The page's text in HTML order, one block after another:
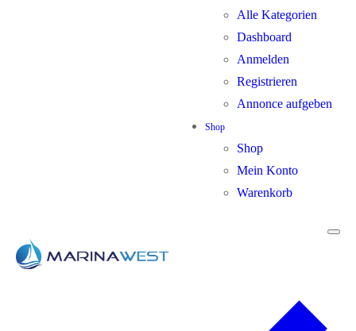
Alle Kategorien
Dashboard
Anmelden
Registrieren
Annonce aufgeben
Shop
Shop
Mein Konto
Warenkorb